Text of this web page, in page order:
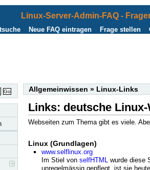
Linux-Server-Admin-FAQ -
Frage stellen
Neue FAQ eintragen
Allgemeinwissen » Linux-Links
Links: deutsche
Webseiten zum Thema gibt es viele.
Linux (Grundlagen)
www.selflinux.org
Im Stiel von selfHTMLwurde diese
unregelmässig gepflegt, ist sie